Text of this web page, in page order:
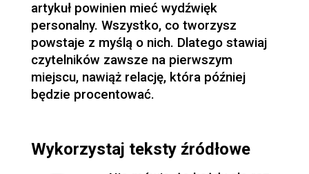
artykuł powinien mieć wydźwięk
personalny. Wszystko, co tworzysz
powstaje z myślą o nich. Dlatego stawiaj
czytelników zawsze na pierwszym
miejscu, nawiąż relację, która później
będzie procentować.
Wykorzystaj teksty źródłowe